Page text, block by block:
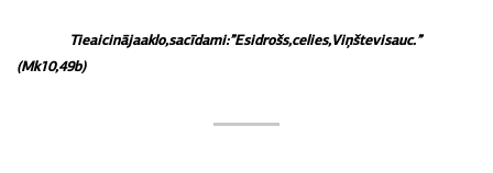
Tieaicinājaaklo,sacīdami:”Esidrošs,celies,Viņštevisauc.”
(Mk10,49b)